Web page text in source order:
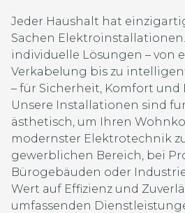
Jeder Haushalt hat
Sachen
individuelle Lösungen – von
Verkabelung bis zu
– für Sicherheit, Komfort und
Unsere Installationen sind
ästhetisch, um Ihren
modernster Elektrotechnik
gewerblichen Bereich, bei
Bürogebäuden oder
Wert auf Effizienz und
umfassenden